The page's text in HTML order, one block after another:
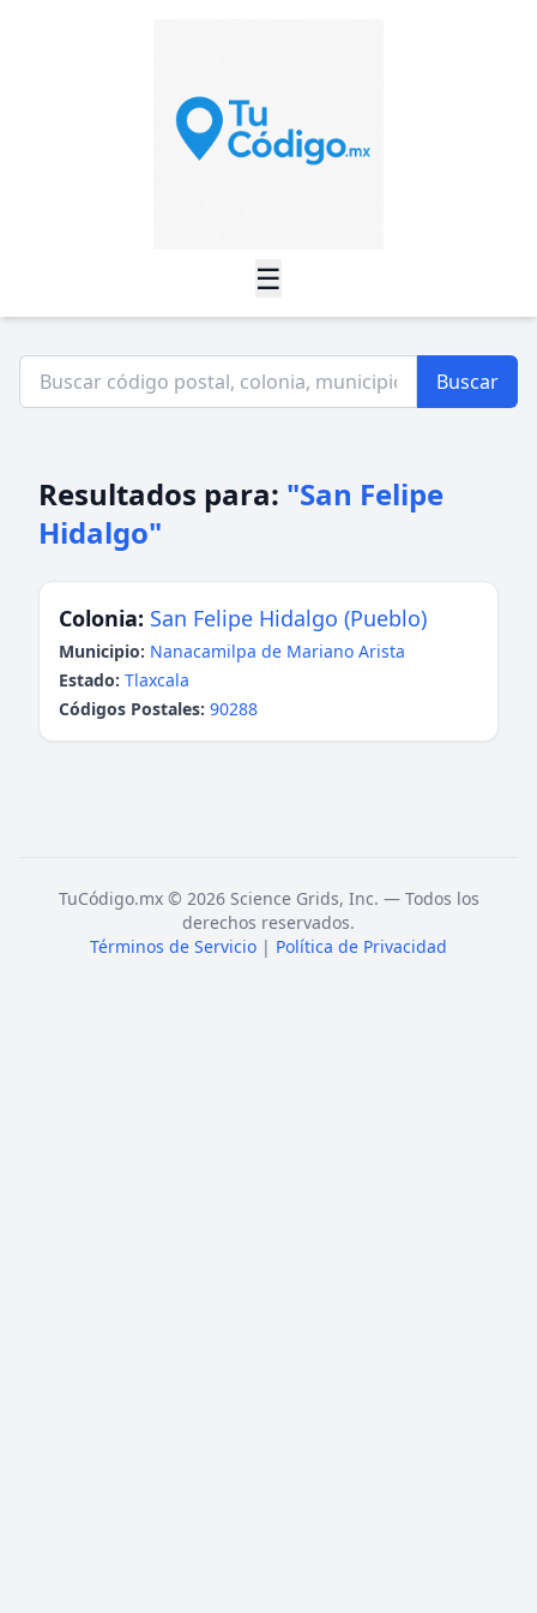
☰
Buscar
Resultados para: "San Felipe
Hidalgo"
Colonia: San Felipe Hidalgo (Pueblo)
Municipio: Nanacamilpa de Mariano Arista
Estado: Tlaxcala
Códigos Postales: 90288
TuCódigo.mx © 2026 Science Grids, Inc. — Todos los
derechos reservados.
Términos de Servicio | Política de Privacidad